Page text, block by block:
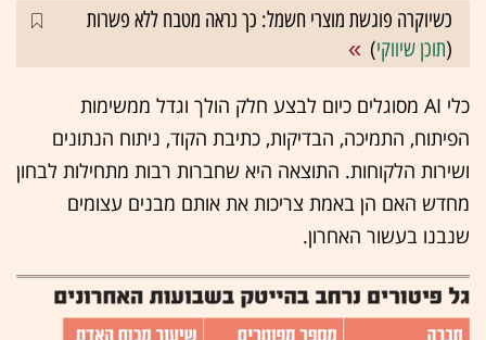
כשיוקרה פוגשת מוצרי חשמל: כך נראה מטבח ללא פשרות
(תוכן שיווקי)
כלי AI מסוגלים כיום לבצע חלק הולך וגדל ממשימות
הפיתוח, התמיכה, הבדיקות, כתיבת הקוד, ניתוח הנתונים
ושירות הלקוחות. התוצאה היא שחברות רבות מתחילות לבחון
מחדש האם הן באמת צריכות את אותם מבנים עצומים
שנבנו בעשור האחרון.